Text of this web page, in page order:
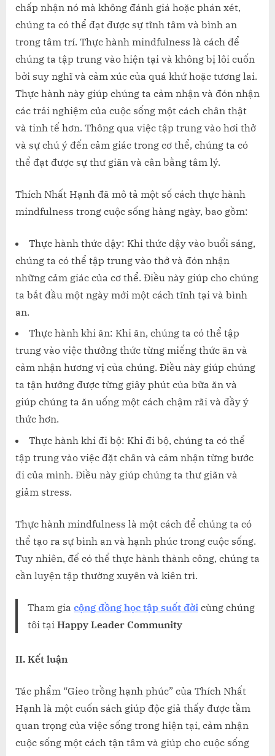
chấp nhận nó mà không đánh giá hoặc phán xét,
chúng ta có thể đạt được sự tĩnh tâm và bình an
trong tâm trí. Thực hành mindfulness là cách để
chúng ta tập trung vào hiện tại và không bị lôi cuốn
bởi suy nghĩ và cảm xúc của quá khứ hoặc tương lai.
Thực hành này giúp chúng ta cảm nhận và đón nhận
các trải nghiệm của cuộc sống một cách chân thật
và tinh tế hơn. Thông qua việc tập trung vào hơi thở
và sự chú ý đến cảm giác trong cơ thể, chúng ta có
thể đạt được sự thư giãn và cân bằng tâm lý.
Thích Nhất Hạnh đã mô tả một số cách thực hành
mindfulness trong cuộc sống hàng ngày, bao gồm:
Thực hành thức dậy: Khi thức dậy vào buổi sáng,
chúng ta có thể tập trung vào thở và đón nhận
những cảm giác của cơ thể. Điều này giúp cho chúng
ta bắt đầu một ngày mới một cách tĩnh tại và bình
an.
Thực hành khi ăn: Khi ăn, chúng ta có thể tập
trung vào việc thưởng thức từng miếng thức ăn và
cảm nhận hương vị của chúng. Điều này giúp chúng
ta tận hưởng được từng giây phút của bữa ăn và
giúp chúng ta ăn uống một cách chậm rãi và đầy ý
thức hơn.
Thực hành khi đi bộ: Khi đi bộ, chúng ta có thể
tập trung vào việc đặt chân và cảm nhận từng bước
đi của mình. Điều này giúp chúng ta thư giãn và
giảm stress.
Thực hành mindfulness là một cách để chúng ta có
thể tạo ra sự bình an và hạnh phúc trong cuộc sống.
Tuy nhiên, để có thể thực hành thành công, chúng ta
cần luyện tập thường xuyên và kiên trì.
Tham gia cộng đồng học tập suốt đời cùng chúng
tôi tại Happy Leader Community
II. Kết luận
Tác phẩm “Gieo trồng hạnh phúc” của Thích Nhất
Hạnh là một cuốn sách giúp độc giả thấy được tầm
quan trọng của việc sống trong hiện tại, cảm nhận
cuộc sống một cách tận tâm và giúp cho cuộc sống